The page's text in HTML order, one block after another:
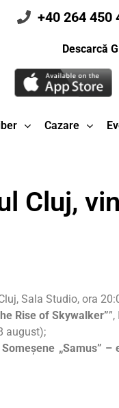
+40 264 450
Descarcă
Cazare
Cluj,
Sala Studio, ora
Rise of Skywalker”
august);
„Samus” –